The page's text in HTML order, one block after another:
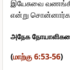
இயேசுவை
என்று
அநேக
(மாற்கு 6:53-56)